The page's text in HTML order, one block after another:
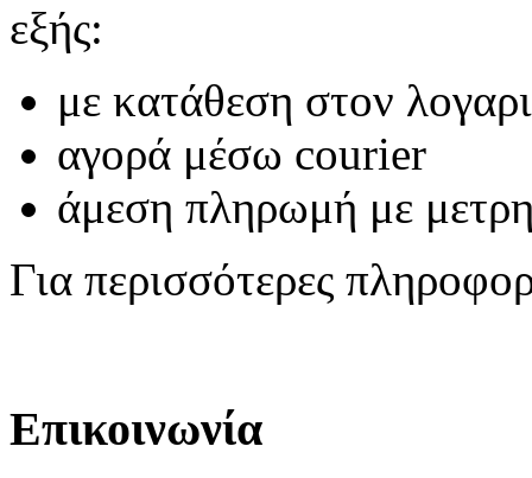
εξής:
με κατάθεση στον
αγορά μέσω courier
άμεση πληρωμή με
Για περισσότερες
Επικοινωνία